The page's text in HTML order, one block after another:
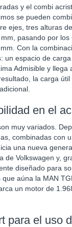
y el combi
se pueden
ejes, tres alturas
pasando por
Con la
un espacio de
Admisible y
la carga
en el
muy variados.
combinadas con
una nueva
de Volkswagen y,
diseñado para
aúna la MAN
un motor de
para el uso